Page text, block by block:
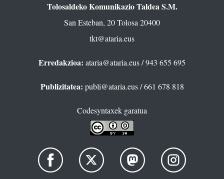
Tolosaldeko Komunikazio Taldea S.M.
San Esteban, 20 Tolosa 20400
tkt@ataria.eus
Erredakzioa: ataria@ataria.eus/ 943 655 695
Publizitatea: publi@ataria.eus/ 661 678 818
Codesyntaxek garatua